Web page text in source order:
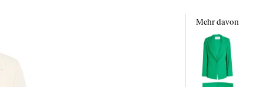
Mehr davon